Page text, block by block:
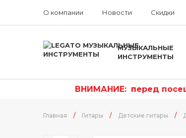
О компании Новости Скидки
МУЗЫКАЛЬНЫЕ
ИНСТРУМЕНТЫ
ВНИМАНИЕ: перед
Главная / Гитары / Детские гитары /